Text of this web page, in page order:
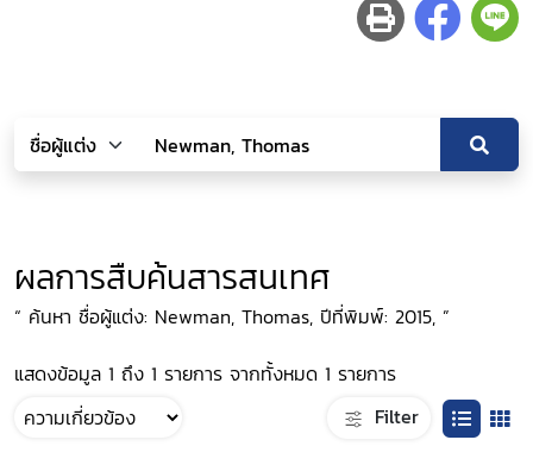
ผลการสืบค้นสารสนเทศ
“ ค้นหา ชื่อผู้แต่ง: Newman, Thomas, ปีที่พิมพ์: 2015, ”
แสดงข้อมูล 1 ถึง 1 รายการ จากทั้งหมด 1 รายการ
Filter